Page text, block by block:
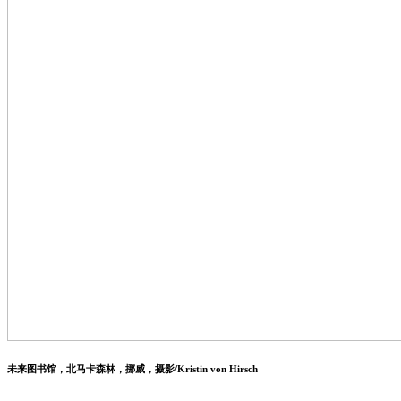
未来图书馆，北马卡森林，挪威，摄影/Kristin von Hirsch